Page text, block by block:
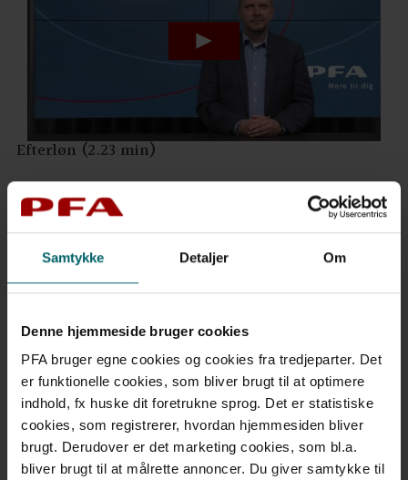
Samtykke Detaljer Om
Denne hjemmeside bruger cookies
PFA bruger egne cookies og cookies fra tredjeparter. Det
er funktionelle cookies, som bliver brugt til at optimere
indhold, fx huske dit foretrukne sprog. Det er statistiske
cookies, som registrerer, hvordan hjemmesiden bliver
brugt. Derudover er det marketing cookies, som bl.a.
bliver brugt til at målrette annoncer. Du giver samtykke til
Efterløn (2.23 min)
Introduktion til tidlig pension (1.03 min)